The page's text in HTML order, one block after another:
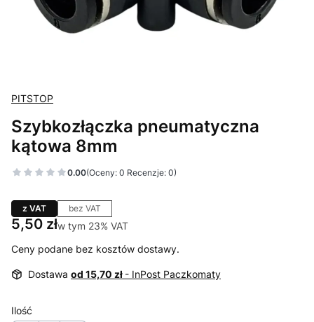
PITSTOP
Szybkozłączka pneumatyczna
kątowa 8mm
0.00(Oceny: 0 Recenzje: 0)
z VAT bez VAT
Cena
5,50 złw tym 23% VAT
w tym 23% VAT
Ceny podane bez kosztów dostawy.
Dostawa od 15,70 zł - InPost Paczkomaty
Ilość